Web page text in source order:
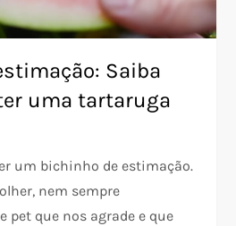
Saiba
uma tartaruga
um bichinho de estimação.
nem sempre
pet que nos agrade e que